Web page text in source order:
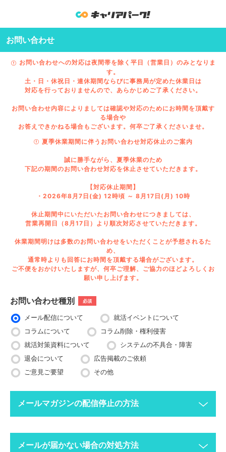
お問い合わせ
お問い合わせへの対応は夜間帯を除く平日（営業日）のみとなりま
す。
土・日・休祝日・連休期間ならびに事務局が定めた休業日は
対応を行っておりませんので、あらかじめご了承ください。
お問い合わせ内容によりましては確認や対応のためにお時間を頂戴す
る場合や
お答えできかねる場合もございます。何卒ご了承くださいませ。
夏季休業期間に伴うお問い合わせ対応休止のご案内
誠に勝手ながら、夏季休業のため
下記の期間のお問い合わせ対応を休止させていただきます。
【対応休止期間】
・2026年8月7日(金) 12時頃 ～ 8月17日(月) 10時
休止期間中にいただいたお問い合わせにつきましては、
営業再開日（8月17日）より順次対応させていただきます。
休業期間明けは多数のお問い合わせをいただくことが予想されるた
め、
通常時よりも回答にお時間を頂戴する場合がございます。
ご不便をおかけいたしますが、何卒ご理解、ご協力のほどよろしくお
願い申し上げます。
お問い合わせ種別 必須
メール配信について
就活イベントについて
コラムについて
コラム削除・権利侵害
就活対策資料について
システムの不具合・障害
退会について
広告掲載のご依頼
ご意見ご要望
その他
メールマガジンの配信停止の方法
ってください。
メールが届かない場合の対処方法